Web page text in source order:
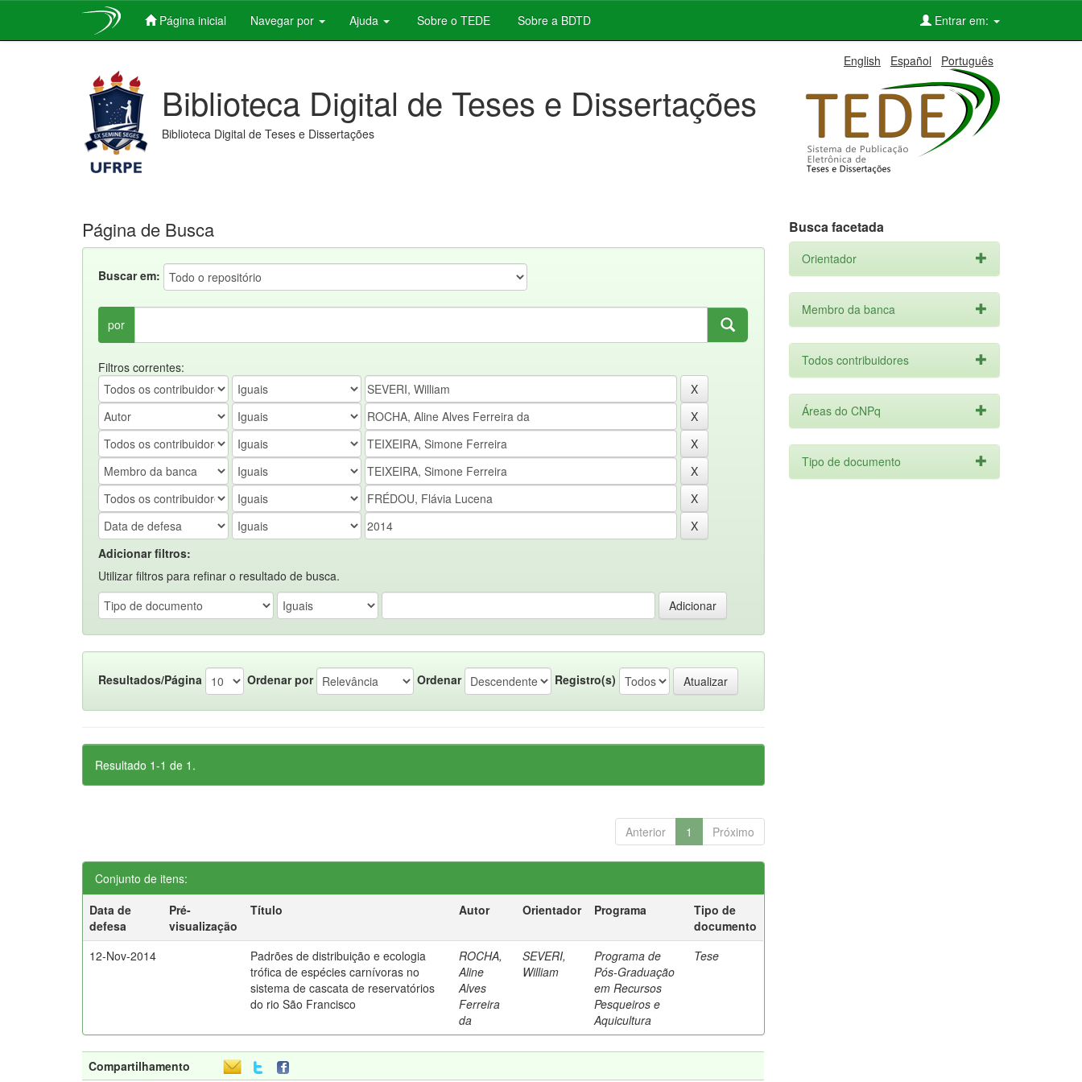
Página inicial Navegar por Ajuda Sobre o TEDE Sobre a BDTD Entrar em:
English Español Português
Biblioteca Digital de Teses e Dissertações
Biblioteca Digital de Teses e Dissertações
Página de Busca
Buscar em:
por
Filtros correntes:
Adicionar filtros:
Utilizar filtros para refinar o resultado de busca.
Resultados/Página Ordenar por Ordenar Registro(s)
Resultado 1-1 de 1.
Anterior 1 Próximo
Conjunto de itens:
Data de
defesa
Pré-
visualização
Título Autor Orientador Programa
Tipo de
documento
12-Nov-2014
Padrões de distribuição e ecologia
trófica de espécies carnívoras no
sistema de cascata de reservatórios
do rio São Francisco
ROCHA,
Aline
Alves
Ferreira
da
SEVERI,
William
Programa de
Pós-Graduação
em Recursos
Pesqueiros e
Aquicultura
Tese
Compartilhamento
Busca facetada
Orientador
Membro da banca
Todos contribuidores
Áreas do CNPq
Tipo de documento